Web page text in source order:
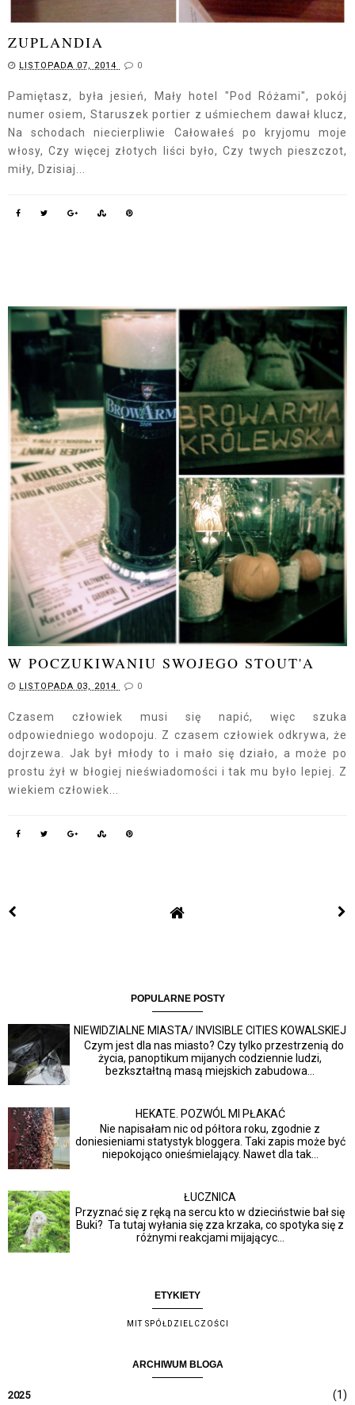
ZUPLANDIA
LISTOPADA 07, 2014 0
Pamiętasz, była jesień, Mały hotel "Pod Różami", pokój
numer osiem, Staruszek portier z uśmiechem dawał klucz,
Na schodach niecierpliwie Całowałeś po kryjomu moje
włosy, Czy więcej złotych liści było, Czy twych pieszczot,
miły, Dzisiaj...
W POCZUKIWANIU SWOJEGO STOUT'A
LISTOPADA 03, 2014 0
Czasem człowiek musi się napić, więc szuka
odpowiedniego wodopoju. Z czasem człowiek odkrywa, że
dojrzewa. Jak był młody to i mało się działo, a może po
prostu żył w błogiej nieświadomości i tak mu było lepiej. Z
wiekiem człowiek...
POPULARNE POSTY
NIEWIDZIALNE MIASTA/ INVISIBLE CITIES KOWALSKIEJ
Czym jest dla nas miasto? Czy tylko przestrzenią do
życia, panoptikum mijanych codziennie ludzi,
bezkształtną masą miejskich zabudowa...
HEKATE. POZWÓL MI PŁAKAĆ
Nie napisałam nic od półtora roku, zgodnie z
doniesieniami statystyk bloggera. Taki zapis może być
niepokojąco onieśmielający. Nawet dla tak...
ŁUCZNICA
Przyznać się z ręką na sercu kto w dzieciństwie bał się
Buki? Ta tutaj wyłania się zza krzaka, co spotyka się z
różnymi reakcjami mijającyc...
ETYKIETY
MIT SPÓŁDZIELCZOŚCI
ARCHIWUM BLOGA
2025 (1)